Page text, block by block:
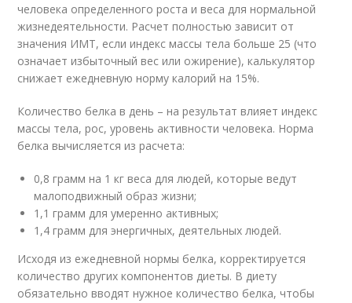
человека определенного роста и веса для нормальной
жизнедеятельности. Расчет полностью зависит от
значения ИМТ, если индекс массы тела больше 25 (что
означает избыточный вес или ожирение), калькулятор
снижает ежедневную норму калорий на 15%.
Количество белка в день – на результат влияет индекс
массы тела, рос, уровень активности человека. Норма
белка вычисляется из расчета:
0,8 грамм на 1 кг веса для людей, которые ведут
малоподвижный образ жизни;
1,1 грамм для умеренно активных;
1,4 грамм для энергичных, деятельных людей.
Исходя из ежедневной нормы белка, корректируется
количество других компонентов диеты. В диету
обязательно вводят нужное количество белка, чтобы